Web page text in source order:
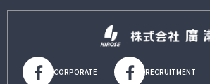
CORPORATE RECRUITMENT